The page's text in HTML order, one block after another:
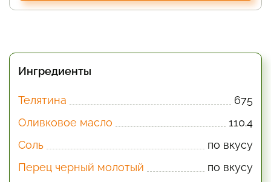
Ингредиенты
Телятина
675
Оливковое масло
110.4
Соль
по вкусу
Перец черный молотый
по вкусу